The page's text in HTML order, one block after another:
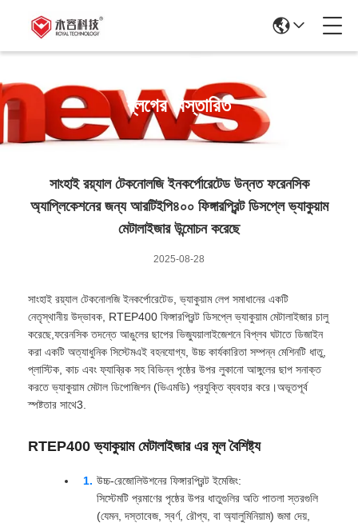
ব্লগের বিস্তারিত
সাংহাই রয়্যাল টেকনোলজি ইনকর্পোরেটেড উন্নত ফরেনসিক
অ্যাপ্লিকেশনের জন্য আরটিইপি৪০০ ফিঙ্গারপ্রিন্ট ডিসপ্লে ভ্যাকুয়াম
মেটালাইজার উন্মোচন করেছে
2025-08-28
সাংহাই রয়্যাল টেকনোলজি ইনকর্পোরেটেড, ভ্যাকুয়াম লেপ সমাধানের একটি
নেতৃস্থানীয় উদ্ভাবক, RTEP400 ফিঙ্গারপ্রিন্ট ডিসপ্লে ভ্যাকুয়াম মেটালাইজার চালু
করেছে,ফরেনসিক তদন্তে আঙুলের ছাপের ভিজ্যুয়ালাইজেশনে বিপ্লব ঘটাতে ডিজাইন
করা একটি অত্যাধুনিক সিস্টেমএই বহনযোগ্য, উচ্চ কার্যকারিতা সম্পন্ন মেশিনটি ধাতু,
প্লাস্টিক, কাচ এবং ফ্যাব্রিক সহ বিভিন্ন পৃষ্ঠের উপর লুকানো আঙ্গুলের ছাপ সনাক্ত
করতে ভ্যাকুয়াম মেটাল ডিপোজিশন (ভিএমডি) প্রযুক্তি ব্যবহার করে।অভূতপূর্ব
স্পষ্টতার সাথে3.
RTEP400 ভ্যাকুয়াম মেটালাইজার এর মূল বৈশিষ্ট্য
উচ্চ-রেজোলিউশনের ফিঙ্গারপ্রিন্ট ইমেজিং:
সিস্টেমটি প্রমাণের পৃষ্ঠের উপর ধাতুগুলির অতি পাতলা স্তরগুলি
(যেমন, দস্তাবেজ, স্বর্ণ, রৌপ্য, বা অ্যালুমিনিয়াম) জমা দেয়,